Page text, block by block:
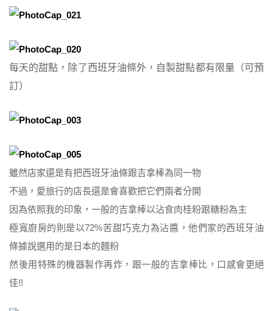
每天的甜點，除了西班牙油條外，自製甜點都有限量（可預
訂）
雖然店家還是有把西班牙油條跟吉拿棒為同一物
不過，愛旅行的店長還是會喜歡把它們兩者分開
因為依照我的印象，一般的吉拿棒以沾食肉桂粉跟糖粉為主
極寬廚房的則是以72%苦甜巧克力為沾醬，他們家的西班牙油
條據說選用的是日本的麵粉
然後用特殊的機器製作再炸，跟一般的吉拿棒比，口感會更絕
佳!!